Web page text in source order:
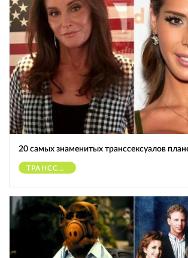
20 самых знаменитых транссексуалов
ТРАНССЕКСУАЛЫ